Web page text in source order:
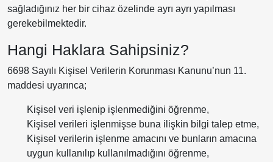
sağladığınız her bir cihaz özelinde ayrı ayrı yapılması
gerekebilmektedir.
Hangi Haklara Sahipsiniz?
6698 Sayılı Kişisel Verilerin Korunması Kanunu’nun 11.
maddesi uyarınca;
Kişisel veri işlenip işlenmediğini öğrenme,
Kişisel verileri işlenmişse buna ilişkin bilgi talep etme,
Kişisel verilerin işlenme amacını ve bunların amacına
uygun kullanılıp kullanılmadığını öğrenme,